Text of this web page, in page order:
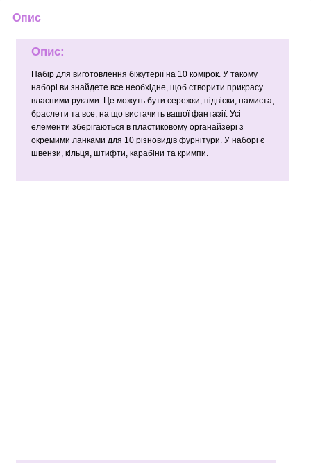
Опис
Опис:
Набір для виготовлення біжутерії на 10 комірок. У такому
наборі ви знайдете все необхідне, щоб створити прикрасу
власними руками. Це можуть бути сережки, підвіски, намиста,
браслети та все, на що вистачить вашої фантазії. Усі
елементи зберігаються в пластиковому органайзері з
окремими ланками для 10 різновидів фурнітури. У наборі є
швензи, кільця, штифти, карабіни та кримпи.